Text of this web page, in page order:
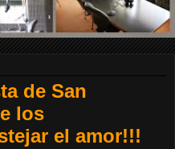
de San
los
el amor!!!